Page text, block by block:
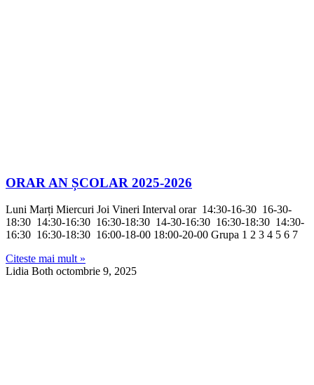
ORAR AN ȘCOLAR 2025-2026
Luni Marți Miercuri Joi Vineri Interval orar 14:30-16-30 16-30-
18:30 14:30-16:30 16:30-18:30 14-30-16:30 16:30-18:30 14:30-
16:30 16:30-18:30 16:00-18-00 18:00-20-00 Grupa 1 2 3 4 5 6 7
Citeste mai mult »
Lidia Both octombrie 9, 2025